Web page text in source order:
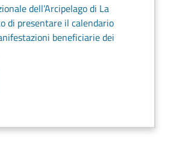
dell’Arcipelago di La
di presentare il calendario
beneficiarie dei